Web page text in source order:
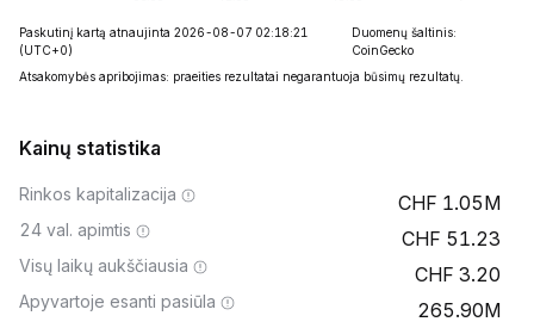
Paskutinį kartą atnaujinta 2026-08-07 02:18:21
(UTC+0)
Duomenų šaltinis:
CoinGecko
Atsakomybės apribojimas: praeities rezultatai negarantuoja būsimų rezultatų.
Kainų statistika
Rinkos kapitalizacija 1.05M
24 val. apimtis 51.23
Visų laikų aukščiausia 3.20
Apyvartoje esanti pasiūla 265.90M